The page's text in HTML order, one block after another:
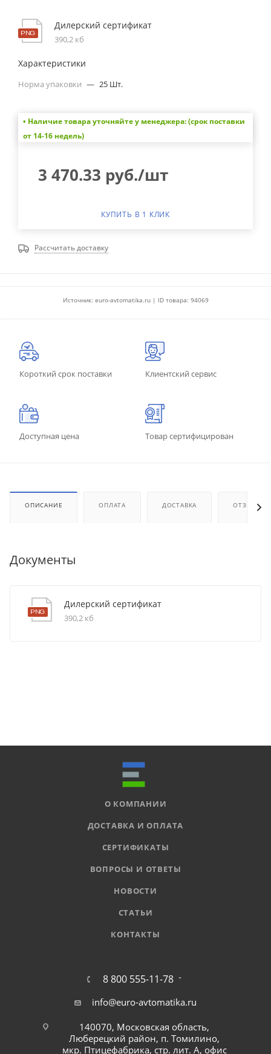
Дилерский сертификат
390,2 кб
Характеристики
Норма упаковки — 25 Шт.
• Наличие товара уточняйте у менеджера: (срок поставки
от 14-16 недель)
3 470.33 руб./шт
КУПИТЬ В 1 КЛИК
Рассчитать доставку
Источник: euro-avtomatika.ru | ID товара: 94069
Короткий срок поставки Клиентский сервис
Доступная цена Товар сертифицирован
ОПИСАНИЕ ОПЛАТА ДОСТАВКА ОТЗЫВЫ
Документы
Дилерский сертификат
390,2 кб
О КОМПАНИИ
ДОСТАВКА И ОПЛАТА
СЕРТИФИКАТЫ
ВОПРОСЫ И ОТВЕТЫ
НОВОСТИ
СТАТЬИ
КОНТАКТЫ
8 800 555-11-78
info@euro-avtomatika.ru
140070, Московская область,
Люберецкий район, п. Томилино,
мкр. Птицефабрика, стр. лит. А, офис